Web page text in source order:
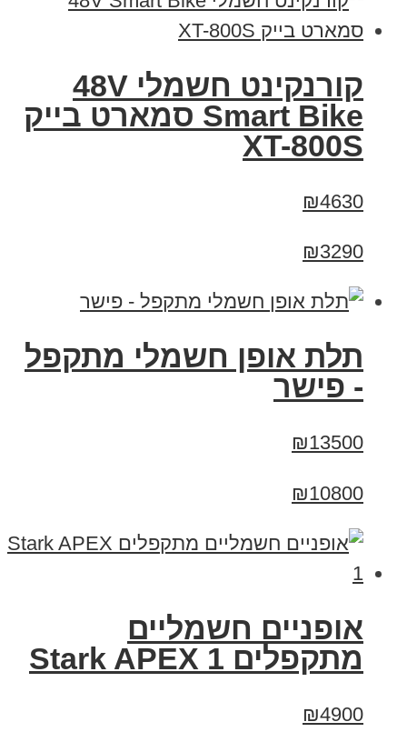
קורנקינט חשמלי 48V
Smart Bike סמארט בייק
XT-800S
₪4630
₪3290
תלת אופן חשמלי מתקפל
- פישר
₪13500
₪10800
‏אופניים חשמליים
‏מתקפלים Stark APEX 1
₪4900